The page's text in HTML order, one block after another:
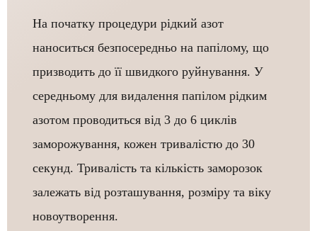
На початку процедури рідкий азот
наноситься безпосередньо на папілому, що
призводить до її швидкого руйнування. У
середньому для видалення папілом рідким
азотом проводиться від 3 до 6 циклів
заморожування, кожен тривалістю до 30
секунд. Тривалість та кількість заморозок
залежать від розташування, розміру та віку
новоутворення.